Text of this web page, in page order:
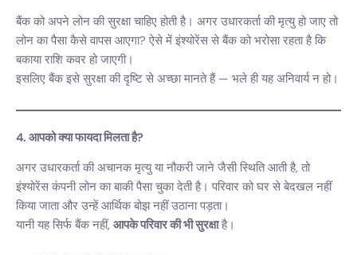
बैंक को अपने लोन की सुरक्षा चाहिए होती है। अगर उधारकर्ता की मृत्यु हो जाए तो
लोन का पैसा कैसे वापस आएगा? ऐसे में इंश्योरेंस से बैंक को भरोसा रहता है कि
बकाया राशि कवर हो जाएगी।
इसलिए बैंक इसे सुरक्षा की दृष्टि से अच्छा मानते हैं — भले ही यह अनिवार्य न हो।
4. आपको क्या फायदा मिलता है?
अगर उधारकर्ता की अचानक मृत्यु या नौकरी जाने जैसी स्थिति आती है, तो
इंश्योरेंस कंपनी लोन का बाकी पैसा चुका देती है। परिवार को घर से बेदखल नहीं
किया जाता और उन्हें आर्थिक बोझ नहीं उठाना पड़ता।
यानी यह सिर्फ बैंक नहीं, आपके परिवार की भी सुरक्षाहै।